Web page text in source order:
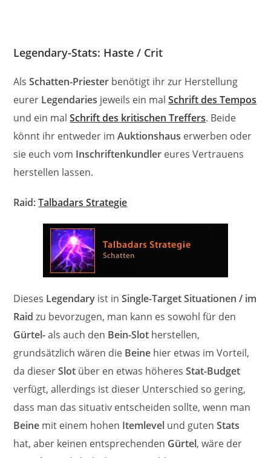
Legendary-Stats: Haste / Crit
AlsSchatten-Priester benötigt ihr zur Herstellung
eurer Legendaries jeweils ein malSchrift des Tempos
und ein malSchrift des kritischen Treffers. Beide
könnt ihr entweder imAuktionshaus erwerben oder
sie euch vom Inschriftenkundler eures Vertrauens
herstellen lassen.
Raid:Talbadars Strategie
Dieses Legendary ist inSingle-Target Situationen / im
Raid zu bevorzugen, man kann es sowohl für den
Gürtel-als auch den Bein-Slot herstellen,
grundsätzlich wären die Beine hier etwas im Vorteil,
da dieserSlot über en etwas höheresStat-Budget
verfügt, allerdings ist dieser Unterschied so gering,
dass man das situativ entscheiden sollte, wenn man
Beine mit einem hohen Itemlevel und gutenStats
hat, aber keinen entsprechenden Gürtel, wäre der